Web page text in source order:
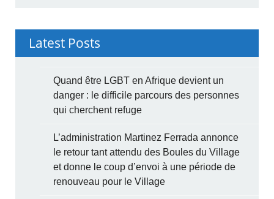
Latest Posts
Quand être LGBT en Afrique devient un
danger : le difficile parcours des personnes
qui cherchent refuge
L’administration Martinez Ferrada annonce
le retour tant attendu des Boules du Village
et donne le coup d’envoi à une période de
renouveau pour le Village